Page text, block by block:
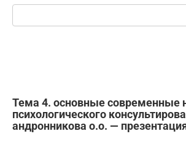
Поиск:
Тема 4. основные современные
психологического
андронникова о.о. —